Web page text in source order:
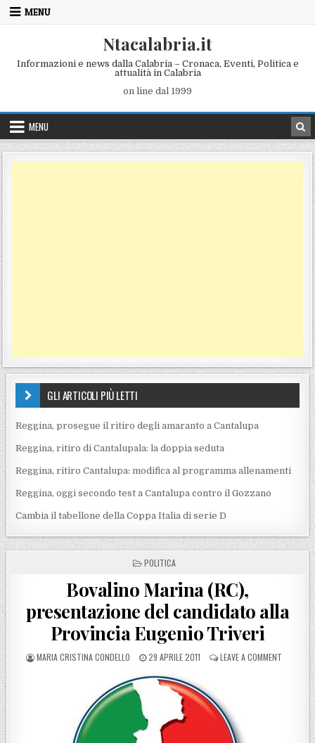
Skip to content
MENU
Ntacalabria.it
Informazioni e news dalla Calabria – Cronaca, Eventi, Politica e
attualità in Calabria
on line dal 1999
MENU
GLI ARTICOLI PIÙ LETTI
Reggina, prosegue il ritiro degli amaranto a Cantalupa
Reggina, ritiro di Cantalupala: la doppia seduta
Reggina, ritiro Cantalupa: modifica al programma allenamenti
Reggina, oggi secondo test a Cantalupa contro il Gozzano
Cambia il tabellone della Coppa Italia di serie D
POSTED IN
POLITICA
Bovalino Marina (RC),
presentazione del candidato alla
Provincia Eugenio Triveri
POSTED BY
MARIA CRISTINA CONDELLO POSTED ON
29 APRILE 2011 LEAVE A COMMENT ON